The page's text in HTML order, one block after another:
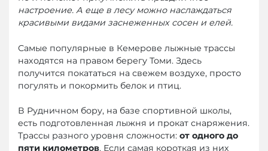
настроение. А еще в лесу можно наслаждаться
красивыми видами заснеженных сосен и елей.
Самые популярные в Кемерове лыжные трассы
находятся на правом берегу Томи. Здесь
получится покататься на свежем воздухе, просто
погулять и покормить белок и птиц.
В Рудничном бору, на базе спортивной школы,
есть подготовленная лыжня и прокат снаряжения.
Трассы разного уровня сложности: от одного до
пяти километров. Если самая короткая из них